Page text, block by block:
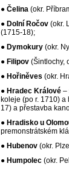
● Čelina (okr.
● Dolní Ročov (okr.
(1715-18);
● Dymokury (okr.
● Filipov (Šintlochy,
● Hořiněves (okr.
● Hradec Králové –
koleje (po r. 1710)
17) a přestavba
● Hradisko u
premonstrátském
● Hubenov (okr.
● Humpolec (okr.